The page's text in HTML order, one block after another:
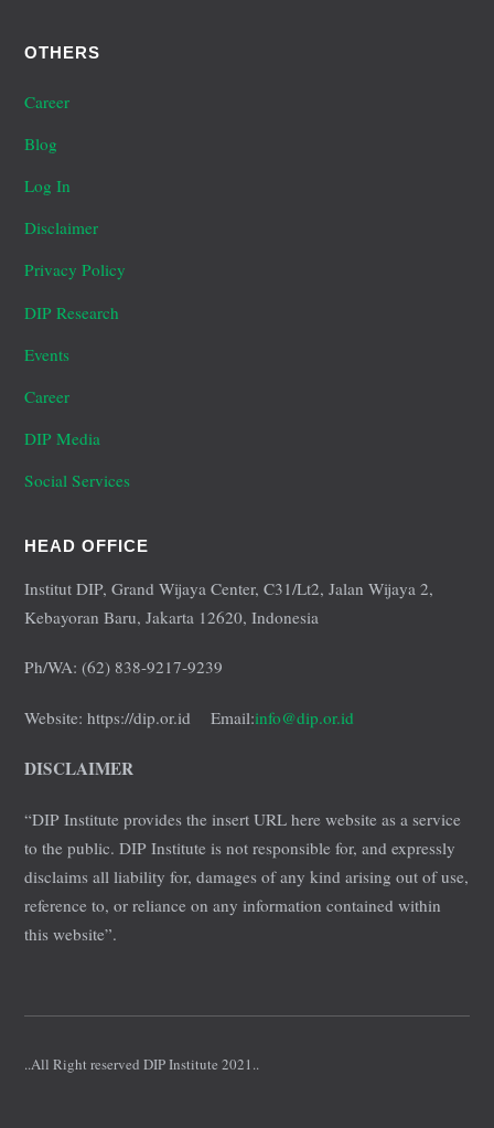
OTHERS
Career
Blog
Log In
Disclaimer
Privacy Policy
DIP Research
Events
Career
DIP Media
Social Services
HEAD OFFICE
Institut DIP, Grand Wijaya Center, C31/Lt2, Jalan Wijaya 2,
Kebayoran Baru, Jakarta 12620, Indonesia
Ph/WA: (62) 838-9217-9239
Website: https://dip.or.id Email:info@dip.or.id
DISCLAIMER
“DIP Institute provides the insert URL here website as a service
to the public. DIP Institute is not responsible for, and expressly
disclaims all liability for, damages of any kind arising out of use,
reference to, or reliance on any information contained within
this website”.
..All Right reserved DIP Institute 2021..